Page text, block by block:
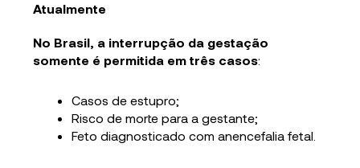
Atualmente
No Brasil, a interrupção da gestação
somente é permitida em três casos:
Casos de estupro;
Risco de morte para a gestante;
Feto diagnosticado com anencefalia fetal.